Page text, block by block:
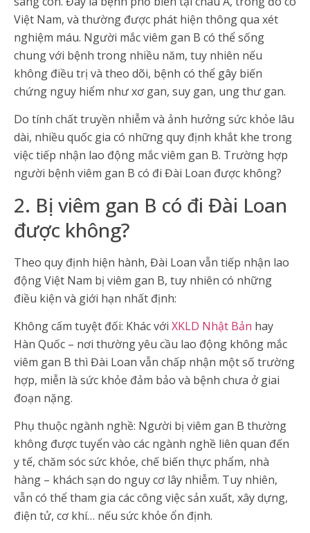
Việt Nam, và thường được phát hiện thông qua xét
nghiệm máu. Người mắc viêm gan B có thể sống
chung với bệnh trong nhiều năm, tuy nhiên nếu
không điều trị và theo dõi, bệnh có thể gây biến
chứng nguy hiểm như xơ gan, suy gan, ung thư gan.
Do tính chất truyền nhiễm và ảnh hưởng sức khỏe lâu
dài, nhiều quốc gia có những quy định khắt khe trong
việc tiếp nhận lao động mắc viêm gan B. Trường hợp
người bệnh viêm gan B có đi Đài Loan được không?
2. Bị viêm gan B có đi Đài Loan
được không?
Theo quy định hiện hành, Đài Loan vẫn tiếp nhận lao
động Việt Nam bị viêm gan B, tuy nhiên có những
điều kiện và giới hạn nhất định:
Không cấm tuyệt đối: Khác với XKLD Nhật Bản hay
Hàn Quốc – nơi thường yêu cầu lao động không mắc
viêm gan B thì Đài Loan vẫn chấp nhận một số trường
hợp, miễn là sức khỏe đảm bảo và bệnh chưa ở giai
đoạn nặng.
Phụ thuộc ngành nghề: Người bị viêm gan B thường
không được tuyển vào các ngành nghề liên quan đến
y tế, chăm sóc sức khỏe, chế biến thực phẩm, nhà
hàng – khách sạn do nguy cơ lây nhiễm. Tuy nhiên,
vẫn có thể tham gia các công việc sản xuất, xây dựng,
điện tử, cơ khí… nếu sức khỏe ổn định.